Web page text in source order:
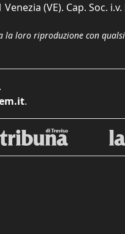
(VE). Cap. Soc. i.v.
loro riproduzione con
.